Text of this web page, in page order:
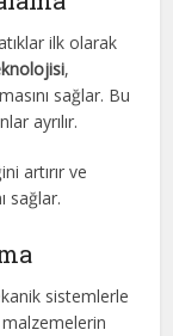
ilk olarak
,
sağlar. Bu
ayrılır.
artırır ve
sağlar.
sistemlerle